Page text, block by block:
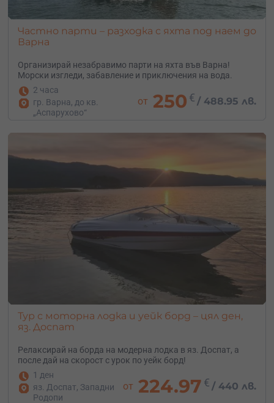
Частно парти – разходка с яхта под наем до
Варна
Организирай незабравимо парти на яхта във Варна!
Морски изгледи, забавление и приключения на вода.
2 часа
гр. Варна, до кв.
„Аспарухово“
от 250 € /488.95 лв.
Тур с моторна лодка и уейк борд – цял ден,
яз. Доспат
Релаксирай на борда на модерна лодка в яз. Доспат, а
после дай на скорост с урок по уейк борд!
1 ден
яз. Доспат, Западни
Родопи
от 224.97 € /440 лв.